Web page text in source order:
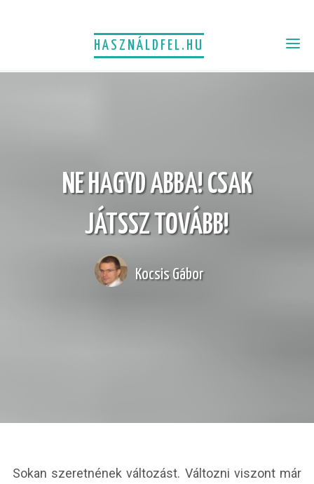
HASZNÁLDFEL.HU
NE HAGYD ABBA! CSAK
JÁTSSZ TOVÁBB!
Kocsis Gábor
Sokan szeretnének változást. Változni viszont már